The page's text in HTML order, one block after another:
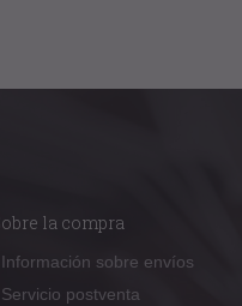
la compra
Información sobre envíos
Servicio postventa